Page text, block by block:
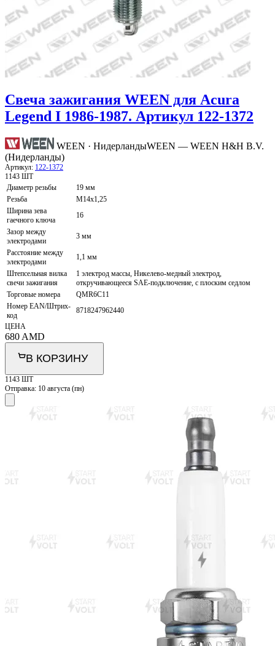
Свеча зажигания WEEN для Acura
Legend I 1986-1987. Артикул 122-1372
WEEN · НидерландыWEEN — WEEN H&H B.V.
(Нидерланды)
Артикул: 122-1372
1143 ШТ
Диаметр резьбы
19 мм
Резьба
M14x1,25
Ширина зева
гаечного ключа
16
Зазор между
электродами
3 мм
Расстояние между
электродами
1,1 мм
Штепсельная вилка
свечи зажигания
1 электрод массы, Никелево-медный электрод,
откручивающееся SAE-подключение, с плоским седлом
Торговые номера
QMR6C11
Номер EAN/Штрих-
код
8718247962440
ЦЕНА
680 AMD
В КОРЗИНУ
1143 ШТ
Отправка: 10 августа (пн)